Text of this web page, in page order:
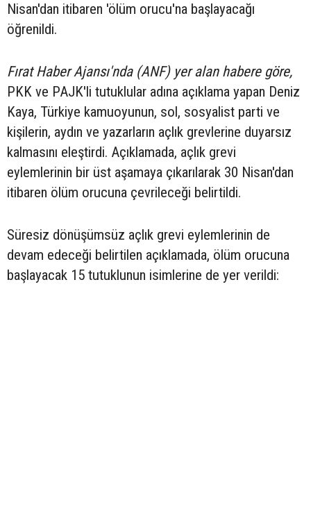
Nisan'dan itibaren 'ölüm orucu'na başlayacağı
öğrenildi.
Fırat Haber Ajansı'nda (ANF) yer alan habere göre,
PKK ve PAJK'li tutuklular adına açıklama yapan Deniz
Kaya, Türkiye kamuoyunun, sol, sosyalist parti ve
kişilerin, aydın ve yazarların açlık grevlerine duyarsız
kalmasını eleştirdi. Açıklamada, açlık grevi
eylemlerinin bir üst aşamaya çıkarılarak 30 Nisan'dan
itibaren ölüm orucuna çevrileceği belirtildi.
Süresiz dönüşümsüz açlık grevi eylemlerinin de
devam edeceği belirtilen açıklamada, ölüm orucuna
başlayacak 15 tutuklunun isimlerine de yer verildi: